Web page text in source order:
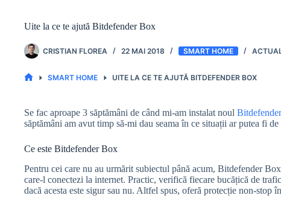
Uite la ce te ajută Bitdefender Box
CRISTIAN FLOREA 22 MAI 2018 SMART HOME
SMART HOME UITE LA CE TE AJUTĂ BITDEFENDER BOX
Se fac aproape 3 săptămâni de când mi-am instalat noul
săptămâni am avut timp să-mi dau seama în ce situații ar putea fi
Ce este Bitdefender Box
Pentru cei care nu au urmărit subiectul până acum, Bitdefender
care-l conectezi la internet. Practic, verifică fiecare bucățică de
dacă acesta este sigur sau nu. Altfel spus, oferă protecție non-stop